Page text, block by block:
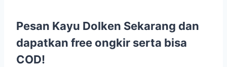
Pesan Kayu Dolken Sekarang dan
dapatkan free ongkir serta bisa
COD!